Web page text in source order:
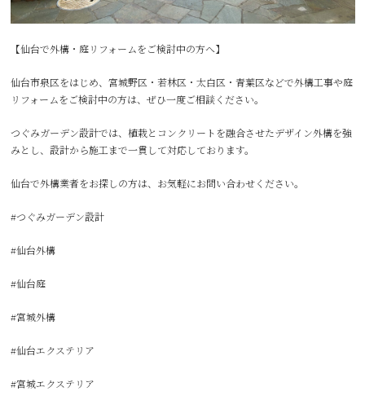
【仙台で外構・庭リフォームをご検討中の方へ】
仙台市泉区をはじめ、宮城野区・若林区・太白区・青葉区などで外構工事や庭
リフォームをご検討中の方は、ぜひ一度ご相談ください。
つぐみガーデン設計では、植栽とコンクリートを融合させたデザイン外構を強
みとし、設計から施工まで一貫して対応しております。
仙台で外構業者をお探しの方は、お気軽にお問い合わせください。
#つぐみガーデン設計
#仙台外構
#仙台庭
#宮城外構
#仙台エクステリア
#宮城エクステリア